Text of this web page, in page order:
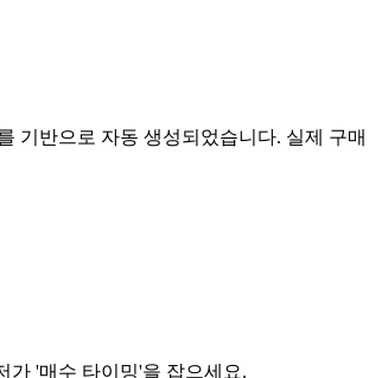
기반으로 자동 생성되었습니다. 실제 구
가 '매수 타이밍'을 잡으세요.